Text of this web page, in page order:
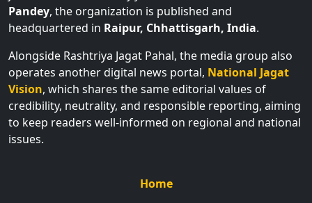
Pandey, the organization is published and
headquartered in Raipur, Chhattisgarh, India.
Alongside Rashtriya Jagat Pahal, the media group also
operates another digital news portal, National Jagat
Vision, which shares the same editorial values of
credibility, neutrality, and responsible reporting, aiming
to keep readers well-informed on regional and national
issues.
Home